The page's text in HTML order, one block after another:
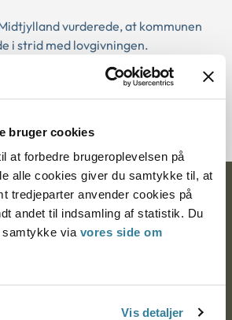
bruger cookies
at forbedre brugeroplevelsen på
alle cookies giver du samtykke til, at
tredjeparter anvender cookies på
andet til indsamling af statistik. Du
via vores side om
Vis detaljer
vurderede, at kommunen
i strid med lovgivningen.